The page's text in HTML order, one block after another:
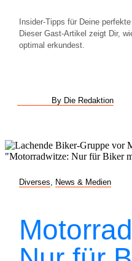
Insider-Tipps für Deine
Dieser Gast-Artikel zeigt Dir,
optimal erkundest.
By Die Redaktion
Diverses News & Medien